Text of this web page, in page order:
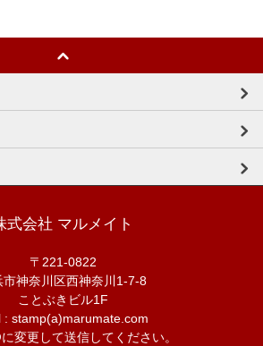
式会社 マルメイト
〒221-0822
市神奈川区西神奈川1-7-8
ことぶきビル1F
: stamp(a)marumate.com
変更して送信してください。